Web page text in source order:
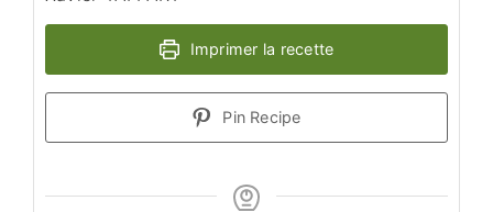
Imprimer la recette
Pin Recipe